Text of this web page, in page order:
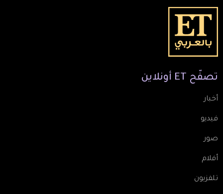
تصفّح ET أونلاين
أخبار
فيديو
صور
أفلام
تلفزيون